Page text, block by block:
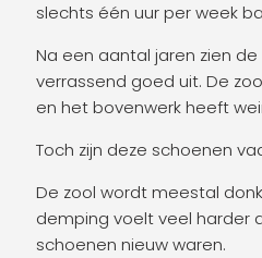
slechts één uur per week
Na een aantal jaren zien
verrassend goed uit. De
en het bovenwerk heeft
Toch zijn deze schoenen
De zool wordt meestal
demping voelt veel harder
schoenen nieuw waren.